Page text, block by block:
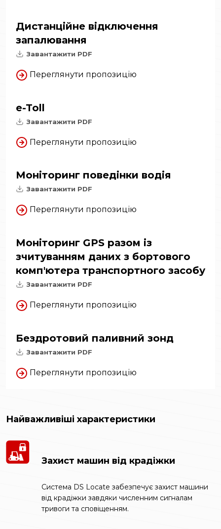
Дистанційне відключення
запалювання
Завантажити PDF
Переглянути пропозицію
e-Toll
Завантажити PDF
Переглянути пропозицію
Моніторинг поведінки водія
Завантажити PDF
Переглянути пропозицію
Моніторинг GPS разом із
зчитуванням даних з бортового
комп'ютера транспортного засобу
Завантажити PDF
Переглянути пропозицію
Бездротовий паливний зонд
Завантажити PDF
Переглянути пропозицію
Найважливіші характеристики
Захист машин від крадіжки
Система DS Locate забезпечує захист машини
від крадіжки завдяки численним сигналам
тривоги та сповіщенням.